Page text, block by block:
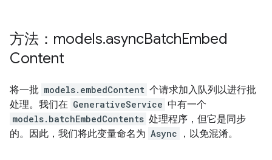
方法：models.asyncBatchEmbed
Content
将一批 models.embedContent 个请求加入队列以进行批
处理。我们在 GenerativeService 中有一个
models.batchEmbedContents 处理程序，但它是同步
的。因此，我们将此变量命名为 Async ，以免混淆。